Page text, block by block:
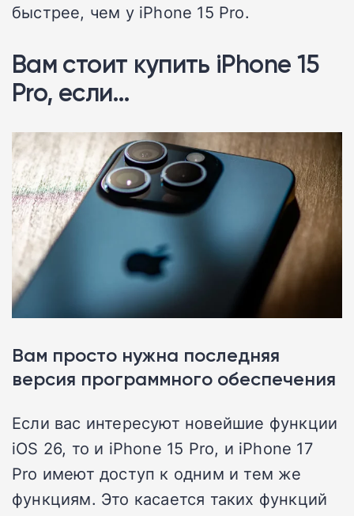
быстрее, чем у iPhone 15 Pro.
Вам стоит купить iPhone 15
Pro, если…
Вам просто нужна последняя
версия программного обеспечения
Если вас интересуют новейшие функции
iOS 26, то и iPhone 15 Pro, и iPhone 17
Pro имеют доступ к одним и тем же
функциям. Это касается таких функций